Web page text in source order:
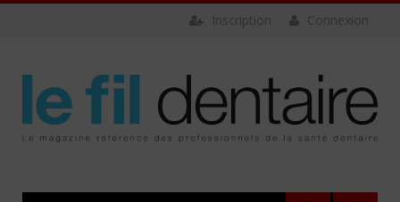
Connexion
Inscription